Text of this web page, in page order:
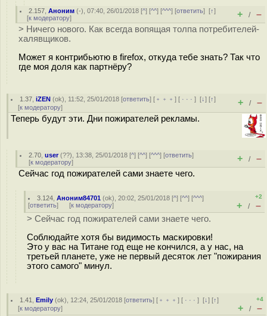
2.157 ,Аноним (-), 07:40, 26/01/2018 [^] [^^] [^^^] [ответить][↑]
[к модератору] + / –
> Ничего нового. Как всегда вопящая толпа потребителей-
халявщиков.
Может я контрибьютю в firefox, откуда тебе знать? Так что
где моя доля как партнёру?
1.37 ,iZEN (ok), 11:52, 25/01/2018 [ответить] [ ﹢﹢﹢] [ · · ·][↓] [↑]
[к модератору] + / –
Теперь будут эти. Дни пожирателей рекламы.
2.70 ,user(??), 13:38, 25/01/2018 [^] [^^] [^^^] [ответить]
[к модератору] + / –
Сейчас год пожирателей сами знаете чего.
3.124 ,Аноним84701 (ok), 20:02, 25/01/2018 [^] [^^] [^^^]
[ответить] [к модератору]
+2
+ / –
> Сейчас год пожирателей сами знаете чего.
Соблюдайте хотя бы видимость маскировки!
Это у вас на Титане год еще не кончился, а у нас, на
третьей планете, уже не первый десяток лет "пожирания
этого самого" минул.
1.41 ,Emily (ok), 12:24, 25/01/2018 [ответить] [ ﹢﹢﹢] [ · · ·][↓] [↑]
[к модератору]
+4
+ / –